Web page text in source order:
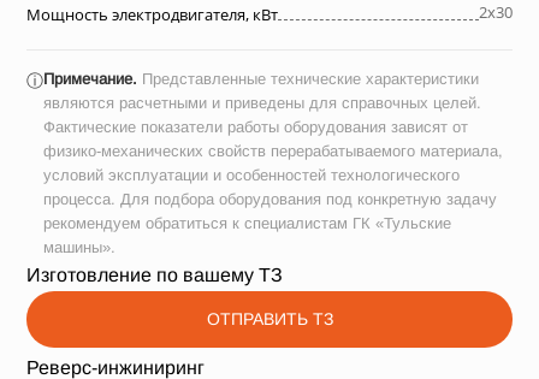
Мощность электродвигателя, кВт
2х30
ⓘПримечание. Представленные технические характеристики
являются расчетными и приведены для справочных целей.
Фактические показатели работы оборудования зависят от
физико-механических свойств перерабатываемого материала,
условий эксплуатации и особенностей технологического
процесса. Для подбора оборудования под конкретную задачу
рекомендуем обратиться к специалистам ГК «Тульские
машины».
Изготовление по вашему ТЗ
ОТПРАВИТЬ ТЗ
Реверс-инжиниринг